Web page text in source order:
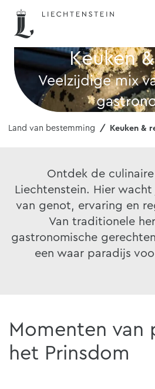
Veelzijdige mix
Keuken
Land van bestemming Keuken &
Ontdek de
Liechtenstein. Hier
van genot, ervaring en
Van traditionele
gastronomische
een waar paradijs
Momenten van
het Prinsdom